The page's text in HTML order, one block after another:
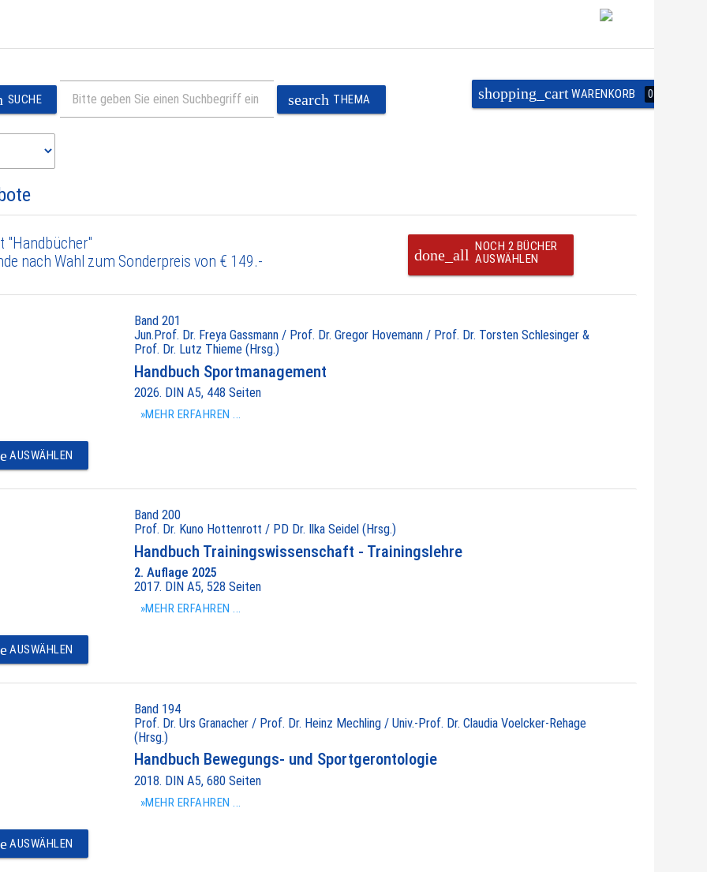
SUCHE search THEMA shopping_cartWARENKORB 0
"Handbücher"
nach Wahl zum Sonderpreis von € 149.-
done_all
NOCH 2 BÜCHER
AUSWÄHLEN
Band 201
Jun.Prof. Dr. Freya Gassmann / Prof. Dr. Gregor Hovemann / Prof. Dr. Torsten Schlesinger &
Prof. Dr. Lutz Thieme (Hrsg.)
Handbuch Sportmanagement
2026. DIN A5, 448 Seiten
»MEHR ERFAHREN ...
AUSWÄHLEN
Band 200
Prof. Dr. Kuno Hottenrott / PD Dr. Ilka Seidel (Hrsg.)
Handbuch Trainingswissenschaft - Trainingslehre
2. Auflage 2025
2017. DIN A5, 528 Seiten
»MEHR ERFAHREN ...
AUSWÄHLEN
Band 194
Prof. Dr. Urs Granacher / Prof. Dr. Heinz Mechling / Univ.-Prof. Dr. Claudia Voelcker-Rehage
(Hrsg.)
Handbuch Bewegungs- und Sportgerontologie
2018. DIN A5, 680 Seiten
»MEHR ERFAHREN ...
AUSWÄHLEN